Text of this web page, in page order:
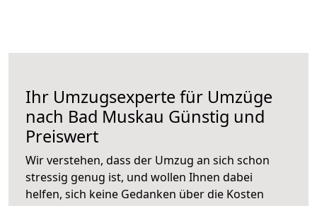
Ihr Umzugsexperte für Umzüge
nach Bad Muskau Günstig und
Preiswert
Wir verstehen, dass der Umzug an sich schon
stressig genug ist, und wollen Ihnen dabei
helfen, sich keine Gedanken über die Kosten